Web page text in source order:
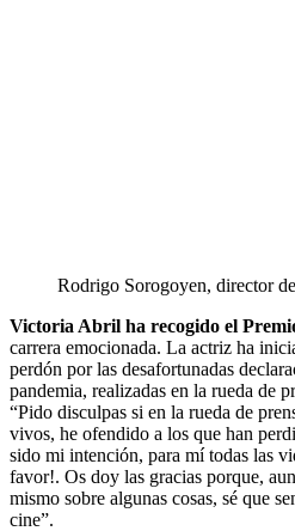
Rodrigo Sorogoyen, director
Victoria Abril ha recogido el
carrera emocionada. La actriz ha
perdón por las desafortunadas
pandemia, realizadas en la rueda de
“Pido disculpas si en la rueda de
vivos, he ofendido a los que han
sido mi intención, para mí todas las
favor!. Os doy las gracias porque,
mismo sobre algunas cosas, sé que
cine”.